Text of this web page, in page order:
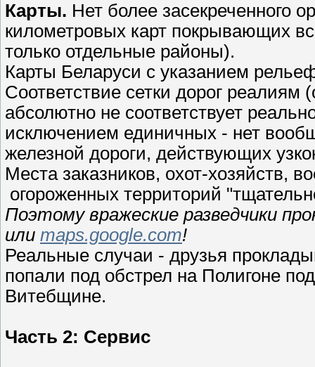
Карты. Нет более засекреченного
километровых карт покрывающих
только отдельные районы).
Карты Беларуси с указанием
Соответствие сетки дорог реалиям
абсолютно не соответствует
исключением единичных - нет
железной дороги, действующих
Места заказников, охот-хозяйств,
огороженных территорий
Поэтому вражеские разведчики
или maps.google.com!
Реальные случаи - друзья
попали под обстрел на Полигоне
Витебщине.
Часть 2: Сервис